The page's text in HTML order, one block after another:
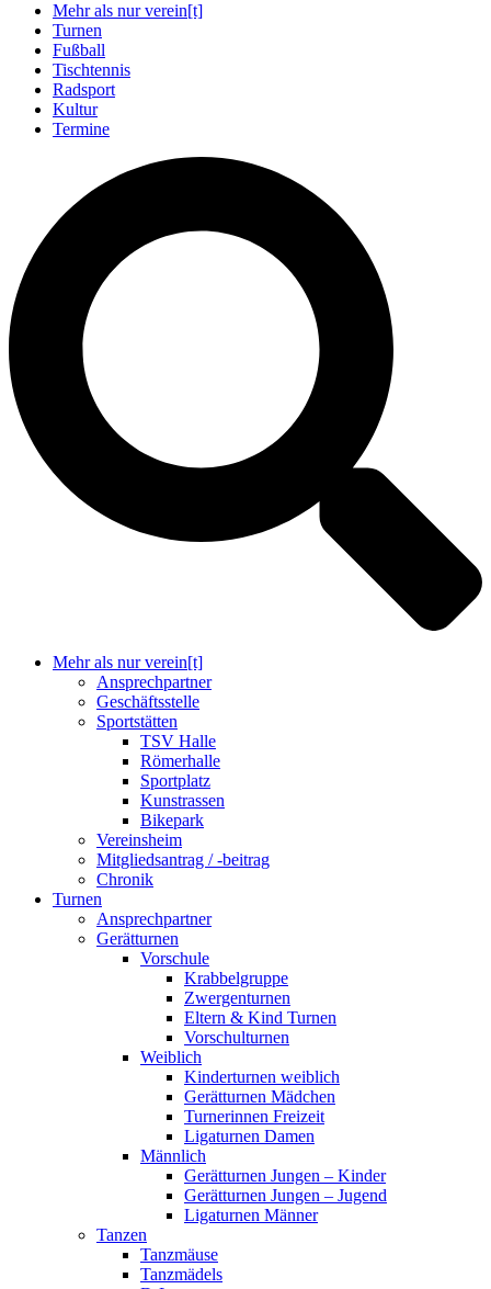
Mehr als nur verein[t]
Turnen
Fußball
Tischtennis
Radsport
Kultur
Termine
Mehr als nur verein[t]
Ansprechpartner
Geschäftsstelle
Sportstätten
TSV Halle
Römerhalle
Sportplatz
Kunstrassen
Bikepark
Vereinsheim
Mitgliedsantrag / -beitrag
Chronik
Turnen
Ansprechpartner
Gerätturnen
Vorschule
Krabbelgruppe
Zwergenturnen
Eltern & Kind Turnen
Vorschulturnen
Weiblich
Kinderturnen weiblich
Gerätturnen Mädchen
Turnerinnen Freizeit
Ligaturnen Damen
Männlich
Gerätturnen Jungen – Kinder
Gerätturnen Jungen – Jugend
Ligaturnen Männer
Tanzen
Tanzmäuse
Tanzmädels